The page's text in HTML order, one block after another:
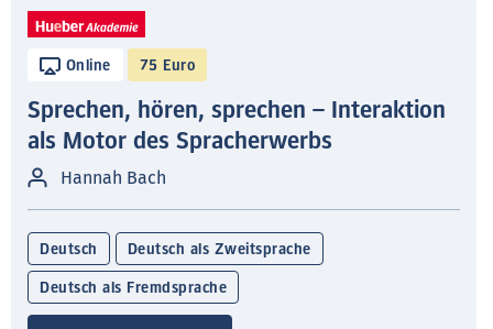
Online 75 Euro
Sprechen, hören, sprechen – Interaktion
als Motor des Spracherwerbs
Hannah Bach
Deutsch Deutsch als Zweitsprache
Deutsch als Fremdsprache